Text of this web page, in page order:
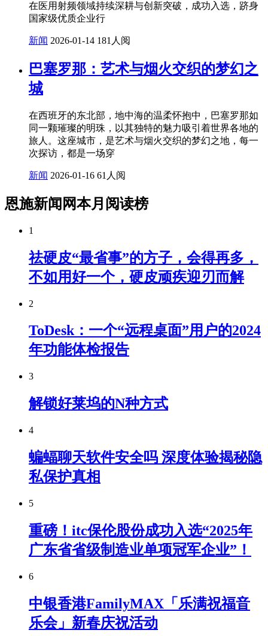
在医用射频领域持续深耕与创新突破，成功入选，跻身
国家级优质企业行
新闻 2026-01-14 181人阅
巴塞罗那：艺术与烟火交织的梦幻之
城
在西班牙的东北部，地中海的温柔怀抱中，巴塞罗那如
同一颗璀璨的明珠，以其独特的魅力吸引着世界各地的
旅人。这座城市，是艺术与烟火交织的梦幻之地，每一
次探访，都是一场穿
新闻 2026-01-16 61人阅
恩施新闻网本月阅读榜
1
祛硬皮“最省事”的方子，会得再多，
不如用好一个，硬皮顽疾迎刃而解
2
ToDesk：一个“远程桌面”用户的2024
年功能体检报告
3
解锁好莱坞的N种方式
4
蝙蝠聊天软件安全吗 深度体验揭秘隐
私保护真相
5
重磅！itc保伦股份成功入选“2025年
广东省省级制造业单项冠军企业”！
6
中银香港FamilyMAX「乐满祝福音
乐会」新春庆祝活动